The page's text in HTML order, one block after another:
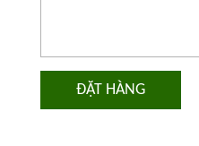
ĐẶT HÀNG